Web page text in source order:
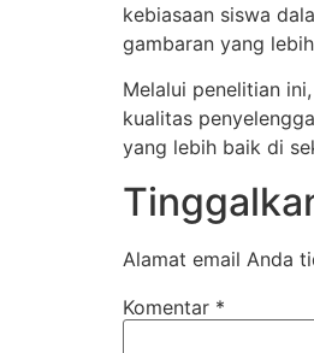
kebiasaan siswa
gambaran yang
Melalui penelitian
kualitas
yang lebih baik di
Alamat email Anda
Komentar *